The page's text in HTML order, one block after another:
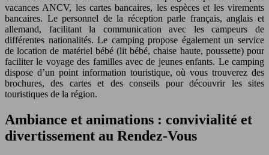
vacances ANCV, les cartes bancaires, les espèces et les virements
bancaires. Le personnel de la réception parle français, anglais et
allemand, facilitant la communication avec les campeurs de
différentes nationalités. Le camping propose également un service
de location de matériel bébé (lit bébé, chaise haute, poussette) pour
faciliter le voyage des familles avec de jeunes enfants. Le camping
dispose d’un point information touristique, où vous trouverez des
brochures, des cartes et des conseils pour découvrir les sites
touristiques de la région.
Ambiance et animations : convivialité et
divertissement au Rendez-Vous